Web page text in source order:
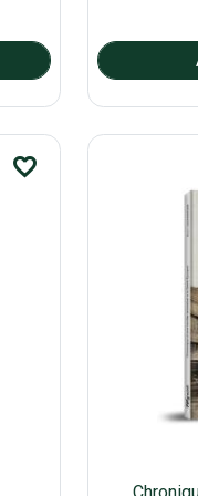
favorite_border